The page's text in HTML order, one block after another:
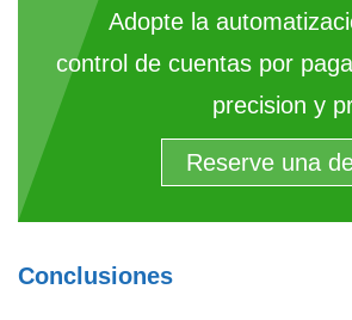
Adopte la
control de cuentas por
precision y
Reserve una
Conclusiones